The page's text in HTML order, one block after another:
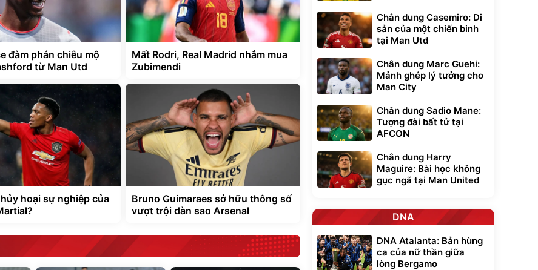
đàm phán chiêu mộ
từ Man Utd
Mất Rodri, Real Madrid nhắm mua
Zubimendi
hoại sự nghiệp của
Bruno Guimaraes sở hữu thông số
vượt trội dàn sao Arsenal
Chân dung Casemiro: Di
sản của một chiến binh
tại Man Utd
Chân dung Marc Guehi:
Mảnh ghép lý tưởng cho
Man City
Chân dung Sadio Mane:
Tượng đài bất tử tại
AFCON
Chân dung Harry
Maguire: Bài học không
gục ngã tại Man United
DNA
DNA Atalanta: Bản hùng
ca của nữ thần giữa
lòng Bergamo